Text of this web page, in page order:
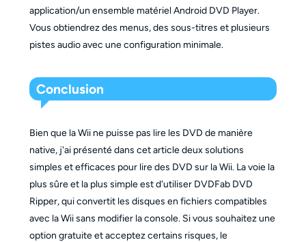
application/un ensemble matériel Android DVD Player.
Vous obtiendrez des menus, des sous-titres et plusieurs
pistes audio avec une configuration minimale.
Conclusion
Bien que la Wii ne puisse pas lire les DVD de manière
native, j'ai présenté dans cet article deux solutions
simples et efficaces pour lire des DVD sur la Wii. La voie la
plus sûre et la plus simple est d'utiliser DVDFab DVD
Ripper, qui convertit les disques en fichiers compatibles
avec la Wii sans modifier la console. Si vous souhaitez une
option gratuite et acceptez certains risques, le